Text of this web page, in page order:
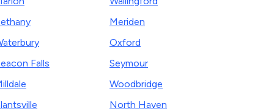
Falls
Meriden
Oxford
Seymour
Woodbridge
North Haven